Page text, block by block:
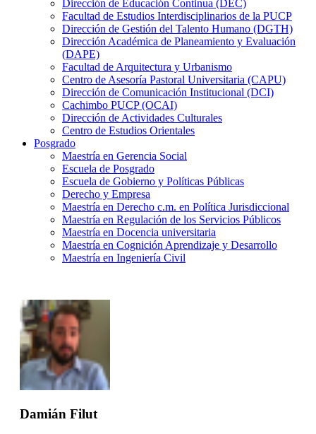
Dirección de Educación Continua (DEC)
Facultad de Estudios Interdisciplinarios de la PUCP
Dirección de Gestión del Talento Humano (DGTH)
Dirección Académica de Planeamiento y Evaluación
(DAPE)
Facultad de Arquitectura y Urbanismo
Centro de Asesoría Pastoral Universitaria (CAPU)
Dirección de Comunicación Institucional (DCI)
Cachimbo PUCP (OCAI)
Dirección de Actividades Culturales
Centro de Estudios Orientales
Posgrado
Maestría en Gerencia Social
Escuela de Posgrado
Escuela de Gobierno y Políticas Públicas
Derecho y Empresa
Maestría en Derecho c.m. en Política Jurisdiccional
Maestría en Regulación de los Servicios Públicos
Maestría en Docencia universitaria
Maestría en Cognición Aprendizaje y Desarrollo
Maestría en Ingeniería Civil
Damián Filut